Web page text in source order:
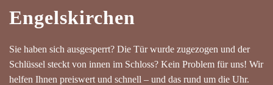
Engelskirchen
Sie haben sich ausgesperrt? Die Tür wurde zugezogen und der
Schlüssel steckt von innen im Schloss? Kein Problem für uns! Wir
helfen Ihnen preiswert und schnell – und das rund um die Uhr.